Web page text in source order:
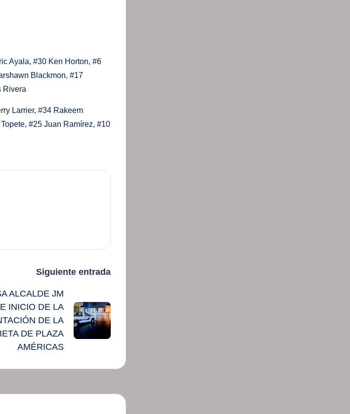
Ayala, #30 Ken Horton, #6
Blackmon, #17
Rivera
Larrier, #34 Rakeem
#25 Juan Ramírez, #10
Siguiente entrada
ALCALDE JM
INICIO DE LA
DE LA
DE PLAZA
AMÉRICAS